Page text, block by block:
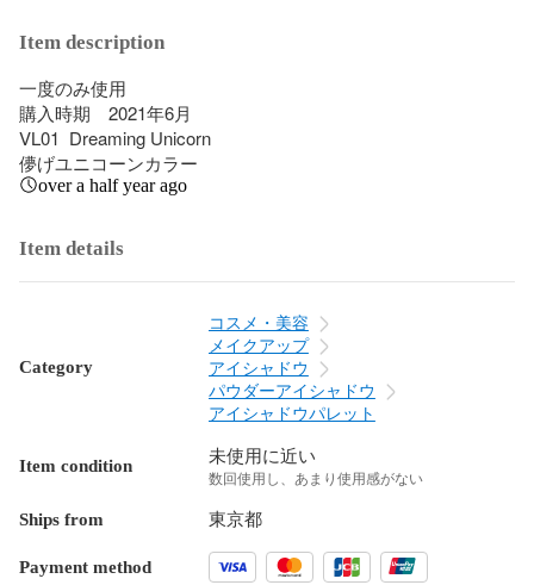
Item description
一度のみ使用
購入時期　2021年6月
VL01  Dreaming Unicorn
儚げユニコーンカラー
over a half year ago
Item details
Category
コスメ・美容
メイクアップ
アイシャドウ
パウダーアイシャドウ
アイシャドウパレット
Item condition 未使用に近い
数回使用し、あまり使用感がない
Ships from 東京都
Payment method